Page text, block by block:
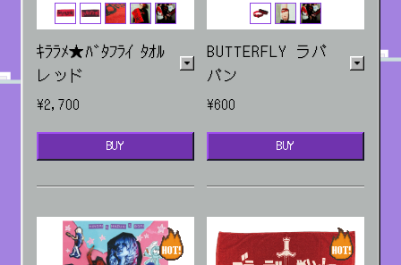
ｷﾗﾗﾒ★ﾊﾞﾀﾌﾗｲ ﾀｵﾙ
レッド
¥2,700
BUY
販売場所：ライブ・EC
BUTTERFLY ラバ
バン
¥600
BUY
レッド/ブラック